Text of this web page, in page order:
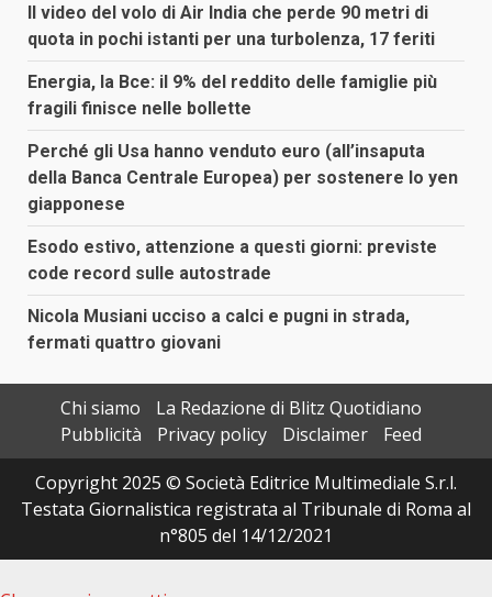
Il video del volo di Air India che perde 90 metri di
quota in pochi istanti per una turbolenza, 17 feriti
Energia, la Bce: il 9% del reddito delle famiglie più
fragili finisce nelle bollette
Perché gli Usa hanno venduto euro (all’insaputa
della Banca Centrale Europea) per sostenere lo yen
giapponese
Esodo estivo, attenzione a questi giorni: previste
code record sulle autostrade
Nicola Musiani ucciso a calci e pugni in strada,
fermati quattro giovani
Chi siamo
La Redazione di Blitz Quotidiano
Pubblicità
Privacy policy Disclaimer
Feed
Copyright 2025 © Società Editrice Multimediale S.r.l.
Testata Giornalistica registrata al Tribunale di Roma al
n°805 del 14/12/2021